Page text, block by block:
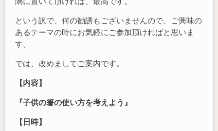
という訳で、何の勧誘もございませんので、ご興味の
あるテーマの時にお気軽にご参加頂ければと思いま
す。
では、改めましてご案内です。
【内容】
『子供の箸の使い方を考えよう』
【日時】